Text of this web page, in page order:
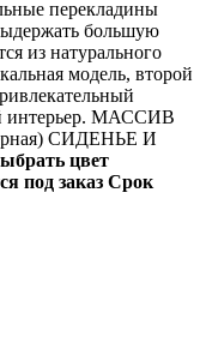
перекладины
большую
из натурального
модель, второй
интерьер. МАССИВ
СИДЕНЬЕ И
цвет
под заказ Срок